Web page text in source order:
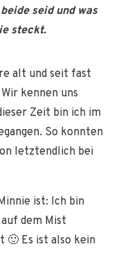
seid und was
steckt.
alt und seit fast
kennen uns
Zeit bin ich im
So konnten
letztendlich bei
ist: Ich bin
dem Mist
🙂 Es ist also kein